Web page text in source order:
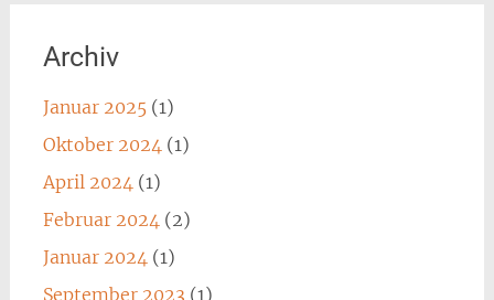
Archiv
Januar 2025(1)
Oktober 2024(1)
April 2024(1)
Februar 2024(2)
Januar 2024(1)
September 2023 (1)